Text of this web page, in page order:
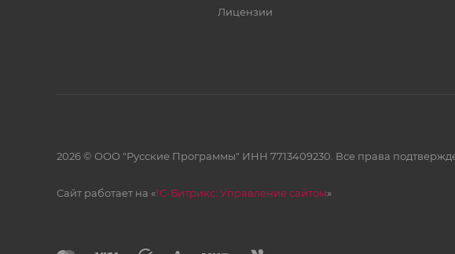
Лицензии
2026 © ООО "Русские Программы" ИНН 7713409230. Все права
Сайт работает на «1С-Битрикс: Управление сайтом»